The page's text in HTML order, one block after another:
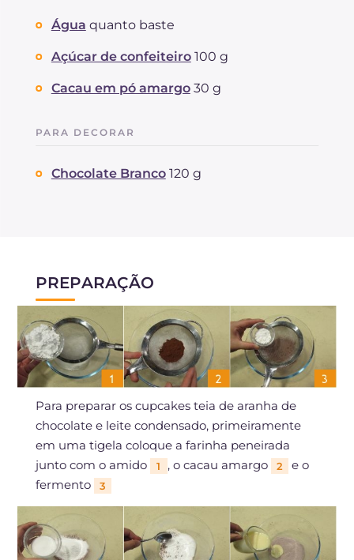
Água quanto baste
Açúcar de confeiteiro 100 g
Cacau em pó amargo 30 g
PARA DECORAR
Chocolate Branco 120 g
PREPARAÇÃO
Para preparar os cupcakes teia de aranha de
chocolate e leite condensado, primeiramente
em uma tigela coloque a farinha peneirada
junto com o amido
1 , o cacau amargo 2
e o
fermento
3